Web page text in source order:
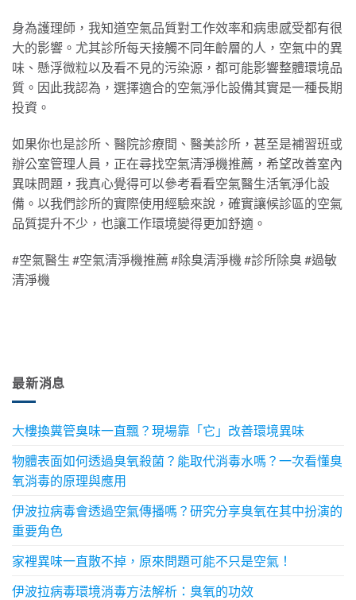
身為護理師，我知道空氣品質對工作效率和病患感受都有很
大的影響。尤其診所每天接觸不同年齡層的人，空氣中的異
味、懸浮微粒以及看不見的污染源，都可能影響整體環境品
質。因此我認為，選擇適合的空氣淨化設備其實是一種長期
投資。
如果你也是診所、醫院診療間、醫美診所，甚至是補習班或
辦公室管理人員，正在尋找空氣清淨機推薦，希望改善室內
異味問題，我真心覺得可以參考看看空氣醫生活氧淨化設
備。以我們診所的實際使用經驗來說，確實讓候診區的空氣
品質提升不少，也讓工作環境變得更加舒適。
#空氣醫生 #空氣清淨機推薦 #除臭清淨機 #診所除臭 #過敏
清淨機
最新消息
大樓換糞管臭味一直飄？現場靠「它」改善環境異味
物體表面如何透過臭氧殺菌？能取代消毒水嗎？一次看懂臭
氧消毒的原理與應用
伊波拉病毒會透過空氣傳播嗎？研究分享臭氧在其中扮演的
重要角色
家裡異味一直散不掉，原來問題可能不只是空氣！
伊波拉病毒環境消毒方法解析：臭氧的功效